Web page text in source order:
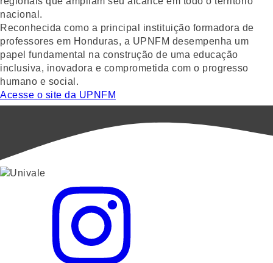
nacional.
Reconhecida como a principal instituição formadora de
professores em Honduras, a UPNFM desempenha um
papel fundamental na construção de uma educação
inclusiva, inovadora e comprometida com o progresso
humano e social.
Acesse o site da UPNFM